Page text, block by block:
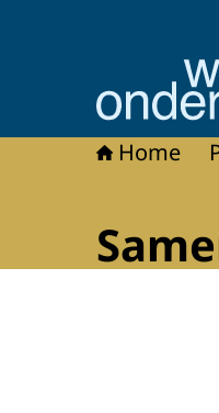
Naar de
Home